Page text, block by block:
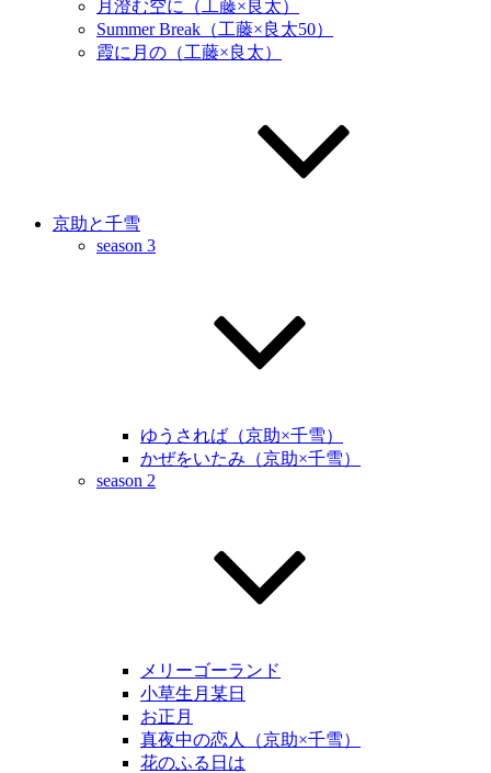
月澄む空に（工藤×良太）
Summer Break（工藤×良太50）
霞に月の（工藤×良太）
京助と千雪
season 3
ゆうされば（京助×千雪）
かぜをいたみ（京助×千雪）
season 2
メリーゴーランド
小草生月某日
お正月
真夜中の恋人（京助×千雪）
花のふる日は